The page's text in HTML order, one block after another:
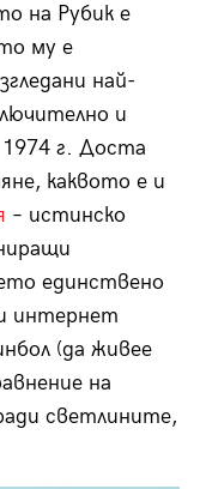
на Рубик е
му е
най-
и
г. Доста
каквото е и
– истинско
единствено
интернет
(да живее
на
светлините,